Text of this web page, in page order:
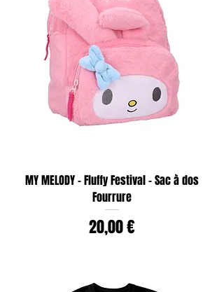
MY MELODY - Fluffy Festival - Sac à dos
Fourrure
Prix
20,00 €